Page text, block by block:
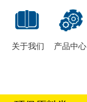
关于我们 产品中心